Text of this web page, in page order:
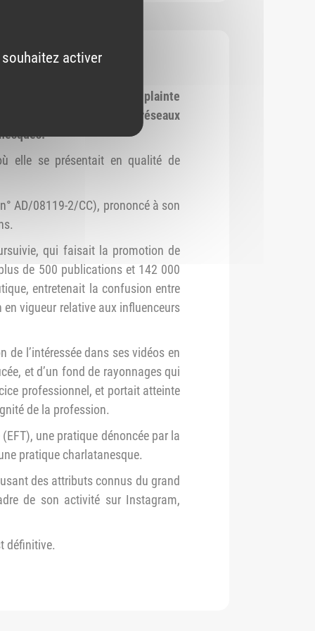
exercices) a formé
une plainte
influenceurs sur les réseaux
elle se présentait en qualité de
AD/08119-2/CC), prononcé à son
qui faisait la promotion de
de 500 publications et 142 000
entretenait la confusion entre
vigueur relative aux influenceurs
l’intéressée dans ses vidéos en
et d’un fond de rayonnages qui
professionnel, et portait atteinte
de la profession.
une pratique dénoncée par la
pratique charlatanesque.
des attributs connus du grand
de son activité sur Instagram,
définitive.
activer